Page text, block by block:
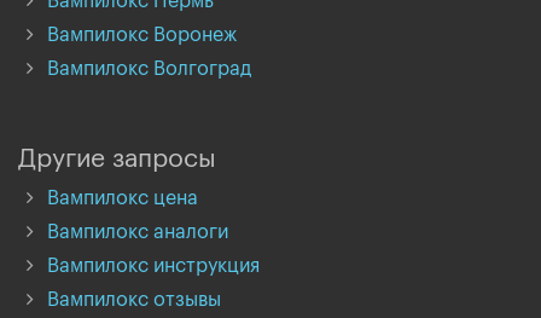
Вампилокс Воронеж
Вампилокс Волгоград
Другие запросы
Вампилокс цена
Вампилокс аналоги
Вампилокс инструкция
Вампилокс отзывы